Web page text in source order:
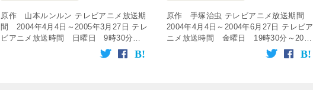
原作 山本ルンルン テレビアニメ放送期
間 2004年4月4日～2005年3月27日 テレ
ビアニメ放送時間 日曜日 9時30分～
10時00分 放送局 テレビ東京系列 話
数 全52話 [tubepress output=&# […]
原作 手塚治虫 テレビアニメ放送期間
2004年4月4日～2004年6月27日 テレビア
ニメ放送時間 金曜日 19時30分～20時
00分 放送局 NHK-BSハイビジョン 話
数 全13話 [tubepress outpu […]